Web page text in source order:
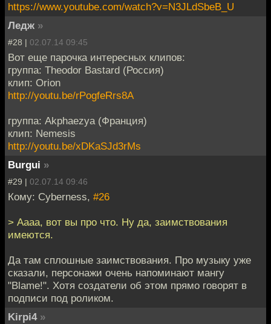
https://www.youtube.com/watch?v=N3JLdSbeB_U
Ледж »
#28 | 02.07.14 09:45
Вот еще парочка интересных клипов:
группа: Theodor Bastard (Россия)
клип: Orion
http://youtu.be/rPogfeRrs8A
группа: Akphaezya (Франция)
клип: Nemesis
http://youtu.be/xDKaSJd3rMs
Burgui »
#29 | 02.07.14 09:46
Кому: Cyberness, #26
> Аааа, вот вы про что. Ну да, заимствования
имеются.
Да там сплошные заимствования. Про музыку уже
сказали, персонажи очень напоминают мангу
"Blame!". Хотя создатели об этом прямо говорят в
подписи под роликом.
Kirpi4 »